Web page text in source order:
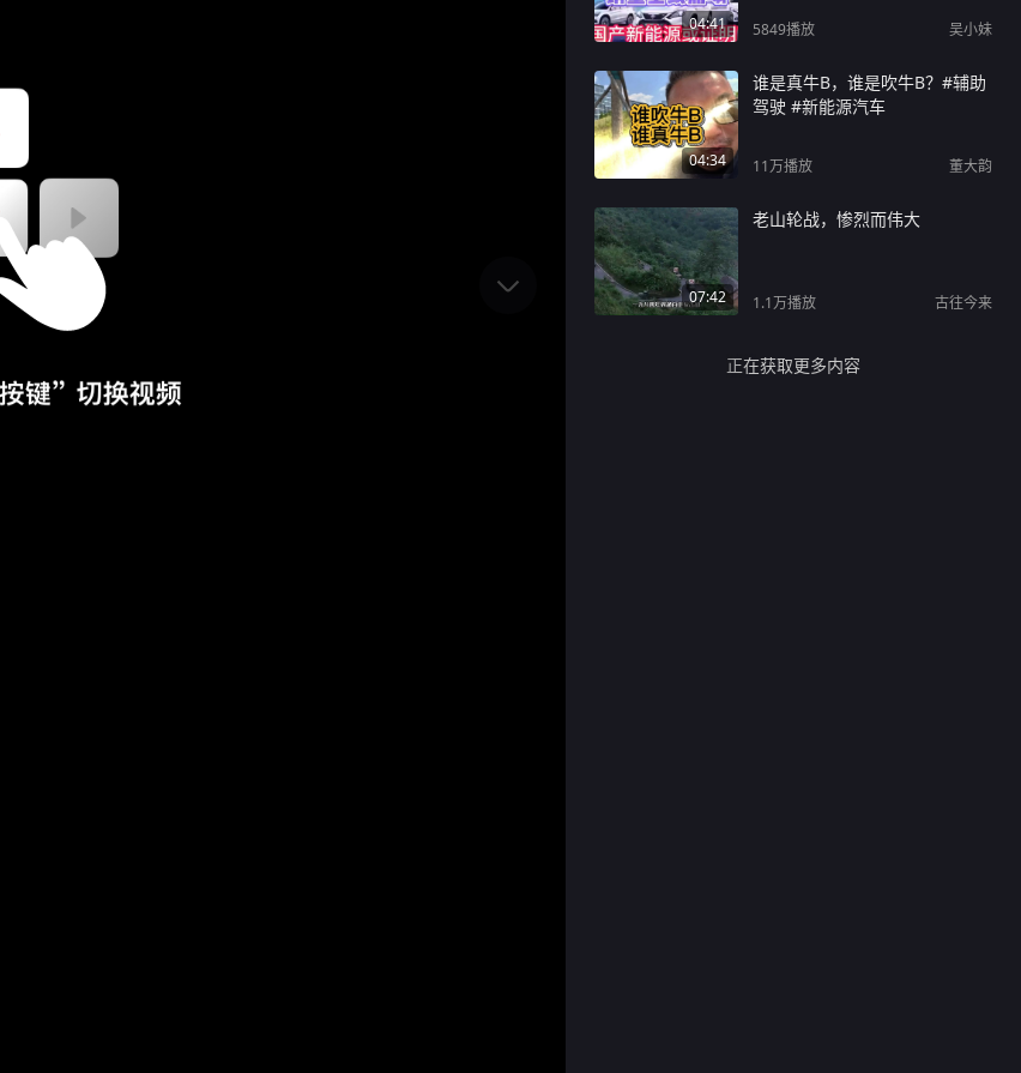
04:41 5849播放 吴小妹
04:34
谁是真牛B，谁是吹牛B？#辅助
驾驶 #新能源汽车
11万播放 董大韵
07:42
老山轮战，惨烈而伟大
1.1万播放 古往今来
正在获取更多内容